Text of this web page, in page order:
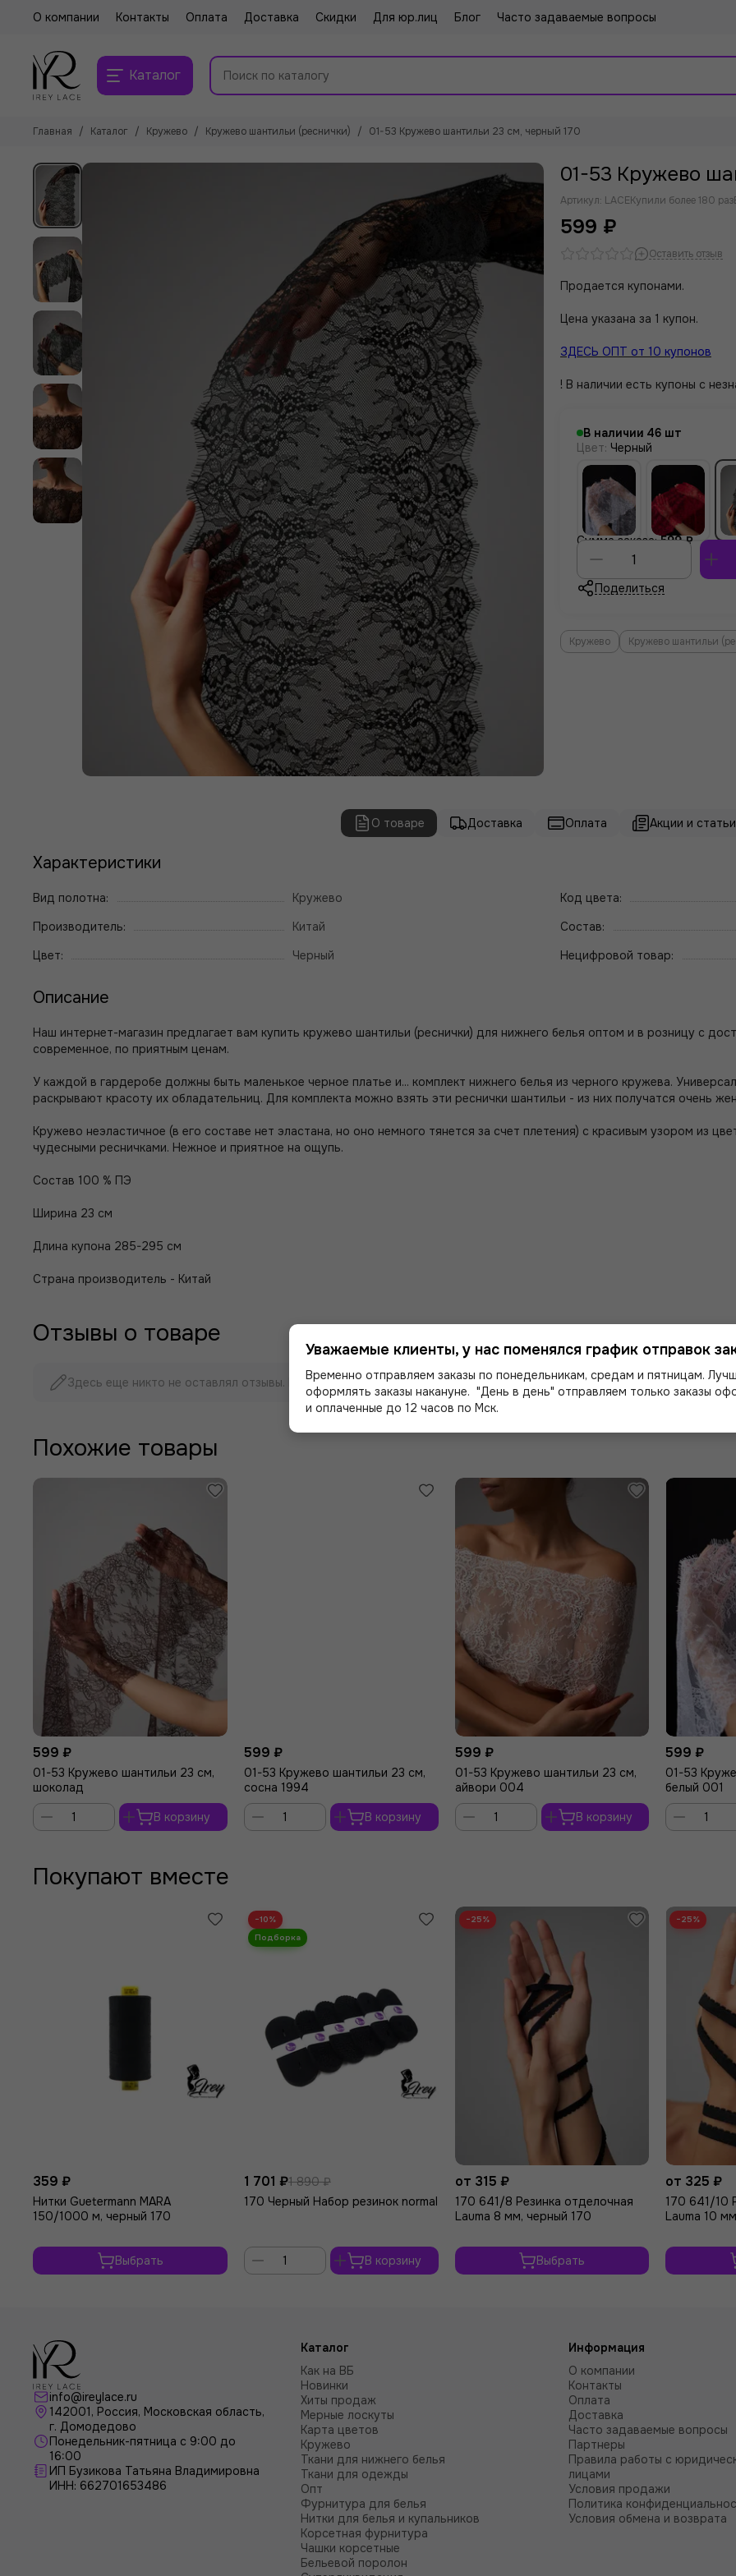
О компании Контакты Оплата Доставка Скидки Для юр.лиц Блог Часто задаваемые вопросы
Каталог
Главная Каталог Кружево Кружево шантильи (реснички) 01-53 Кружево шантильи 23 см, черный 170
01-53 Кружево
Артикул: LACEКупили более 180 раз
599 ₽
Оставить отзыв
Продается купонами.
Цена указана за 1 купон.
ЗДЕСЬ ОПТ от 10 купонов
! В наличии есть купоны с
В наличии 46
Цвет: Черный
Сумма заказа:599 ₽
Поделиться
Кружево Кружево шантильи
О товаре Доставка Оплата Акции и статьи
Характеристики
Вид полотна:
Кружево
Производитель:
Китай
Цвет:
Черный
Код цвета:
Состав:
Нецифровой товар:
Описание
Наш интернет-магазин предлагает вам купить кружево шантильи (реснички) для нижнего белья оптом и в розницу с
современное, по приятным ценам.
У каждой в гардеробе должны быть маленькое черное платье и... комплект нижнего белья из черного кружева.
раскрывают красоту их обладательниц. Для комплекта можно взять эти реснички шантильи - из них получатся очень
Кружево неэластичное (в его составе нет эластана, но оно немного тянется за счет плетения) с красивым узором из
чудесными ресничками. Нежное и приятное на ощупь.
Состав 100 % ПЭ
Ширина 23 см
Длина купона 285-295 см
Страна производитель - Китай
Отзывы о товаре
Здесь еще никто не оставлял отзывы. Будьте первым!
Похожие товары
599 ₽
01-53 Кружево шантильи 23 см,
шоколад
В корзину
599 ₽
01-53 Кружево шантильи 23 см,
сосна 1994
В корзину
599 ₽
01-53 Кружево шантильи 23 см,
айвори 004
В корзину
599 ₽
01-53
белый 001
Покупают вместе
359 ₽
Нитки Guetermann MARA
150/1000 м, черный 170
Выбрать
−10%
1 701 ₽1 890 ₽
170 Черный Набор резинок normal
В корзину
−25%
от 315 ₽
170 641/8 Резинка отделочная
Lauma 8 мм, черный 170
Выбрать
−25%
от 325 ₽
170 641/10
Lauma 10
info@ireylace.ru
142001 , Россия, Московская область,
г. Домодедово
Понедельник-пятница с 9:00 до
16:00
ИП Бузикова Татьяна Владимировна
ИНН: 662701653486
Каталог
Как на ВБ
Новинки
Хиты продаж
Мерные лоскуты
Карта цветов
Кружево
Ткани для нижнего белья
Ткани для одежды
Опт
Фурнитура для белья
Нитки для белья и купальников
Корсетная фурнитура
Чашки корсетные
Бельевой поролон
Информация
О компании
Контакты
Оплата
Доставка
Часто задаваемые вопросы
Партнеры
Правила работы с
лицами
Условия продажи
Политика
Условия обмена и возврата
Уважаемые клиенты, у нас поменялся график отправок
Временно отправляем заказы по понедельникам, средам и пятницам.
оформлять заказы накануне. "День в день" отправляем только заказы
и оплаченные до 12 часов по Мск.